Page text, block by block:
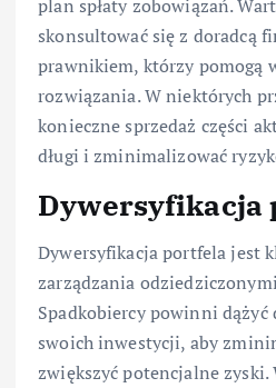
plan spłaty zobowiązań.
skonsultować się z doradcą
prawnikiem, którzy pomogą
rozwiązania. W niektórych
konieczne sprzedaż części
długi i zminimalizować
Dywersyfikacja
Dywersyfikacja portfela jest
zarządzania
Spadkobiercy powinni
swoich inwestycji, aby
zwiększyć potencjalne zyski.